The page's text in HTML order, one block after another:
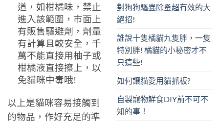
道，如柑橘味，禁止
進入該範圍，市面上
有販售驅避劑，劑量
有計算且較安全，千
萬不能直接用柚子或
柑橘液直接擦上，以
免貓咪中毒哦!
以上是貓咪容易接觸到
的物品，作好充足的準
對狗狗驅蟲除蚤超有效的大
絕招!
誰說十隻橘貓九隻胖，一隻
特別胖! 橘貓的小秘密才不
只這些!
如何讓貓愛用貓抓板?
自製寵物鮮食DIY前不可不
知的事！